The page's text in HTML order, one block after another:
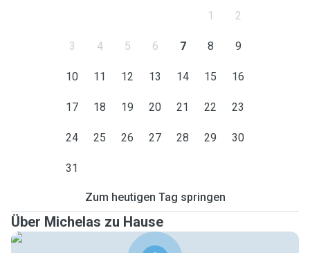
1 2
3 4 5 6 7 8 9
10 11 12 13 14 15 16
17 18 19 20 21 22 23
24 25 26 27 28 29 30
31
Zum heutigen Tag springen
Über Michelas zu Hause